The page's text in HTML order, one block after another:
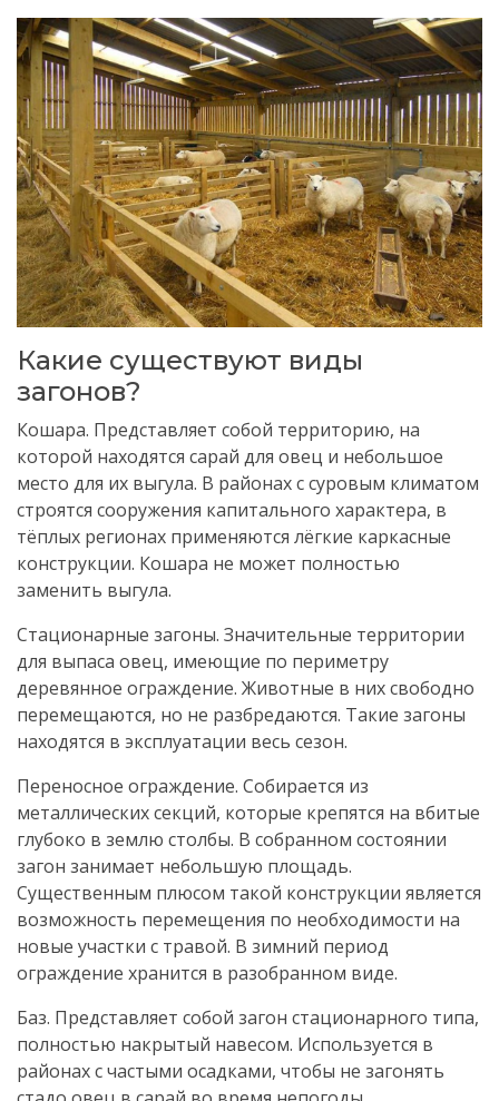
Какие существуют виды
загонов?
Кошара. Представляет собой территорию, на
которой находятся сарай для овец и небольшое
место для их выгула. В районах с суровым климатом
строятся сооружения капитального характера, в
тёплых регионах применяются лёгкие каркасные
конструкции. Кошара не может полностью
заменить выгула.
Стационарные загоны. Значительные территории
для выпаса овец, имеющие по периметру
деревянное ограждение. Животные в них свободно
перемещаются, но не разбредаются. Такие загоны
находятся в эксплуатации весь сезон.
Переносное ограждение. Собирается из
металлических секций, которые крепятся на вбитые
глубоко в землю столбы. В собранном состоянии
загон занимает небольшую площадь.
Существенным плюсом такой конструкции является
возможность перемещения по необходимости на
новые участки с травой. В зимний период
ограждение хранится в разобранном виде.
Баз. Представляет собой загон стационарного типа,
полностью накрытый навесом. Используется в
районах с частыми осадками, чтобы не загонять